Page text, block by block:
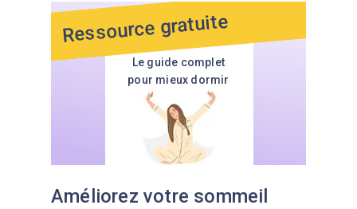
Améliorez votre sommeil
Le guide complet
pour mieux dormir
Ressource gratuite